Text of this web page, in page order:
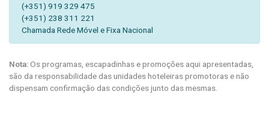
(+351) 919 329 475
(+351) 238 311 221
Chamada Rede Móvel e Fixa Nacional
Nota:Os programas, escapadinhas e promoções aqui apresentadas,
são da responsabilidade das unidades hoteleiras promotoras e não
dispensam confirmação das condições junto das mesmas.